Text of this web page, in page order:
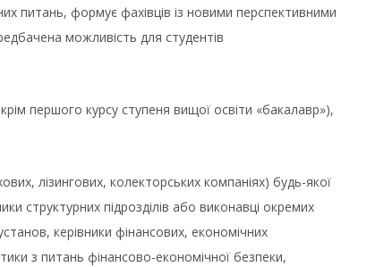
питань, формує фахівців із новими перспективними
можливість для студентів
першого курсу ступеня вищої освіти «бакалавр»),
лізингових, колекторських компаніях) будь-якої
структурних підрозділів або виконавці окремих
керівники фінансових, економічних
з питань фінансово-економічної безпеки,